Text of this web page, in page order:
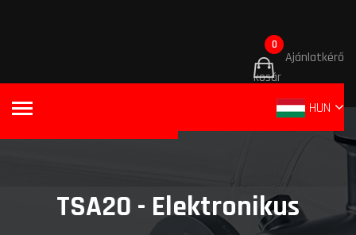
Ajánlatkérő
kosár
0
HUN
TSA20 - Elektronikus